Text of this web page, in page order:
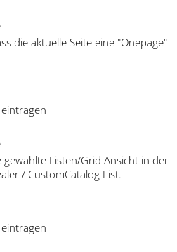
die aktuelle Seite eine "Onepage"
gewählte Listen/Grid Ansicht in der
/ CustomCatalog List.